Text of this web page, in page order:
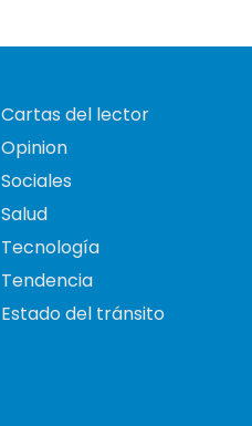
Cartas del lector
Opinion
Sociales
Salud
Tecnología
Tendencia
Estado del tránsito